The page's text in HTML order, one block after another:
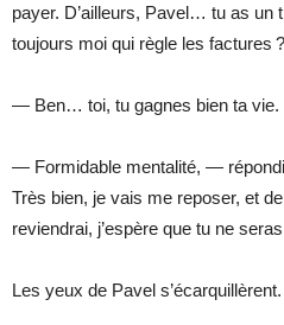
payer. D’ailleurs, Pavel… tu as un
toujours moi qui règle les factures ?
— Ben… toi, tu gagnes bien ta vie.
— Formidable mentalité, —
Très bien, je vais me reposer, et
reviendrai, j’espère que tu ne
Les yeux de Pavel s’écarquillèrent.